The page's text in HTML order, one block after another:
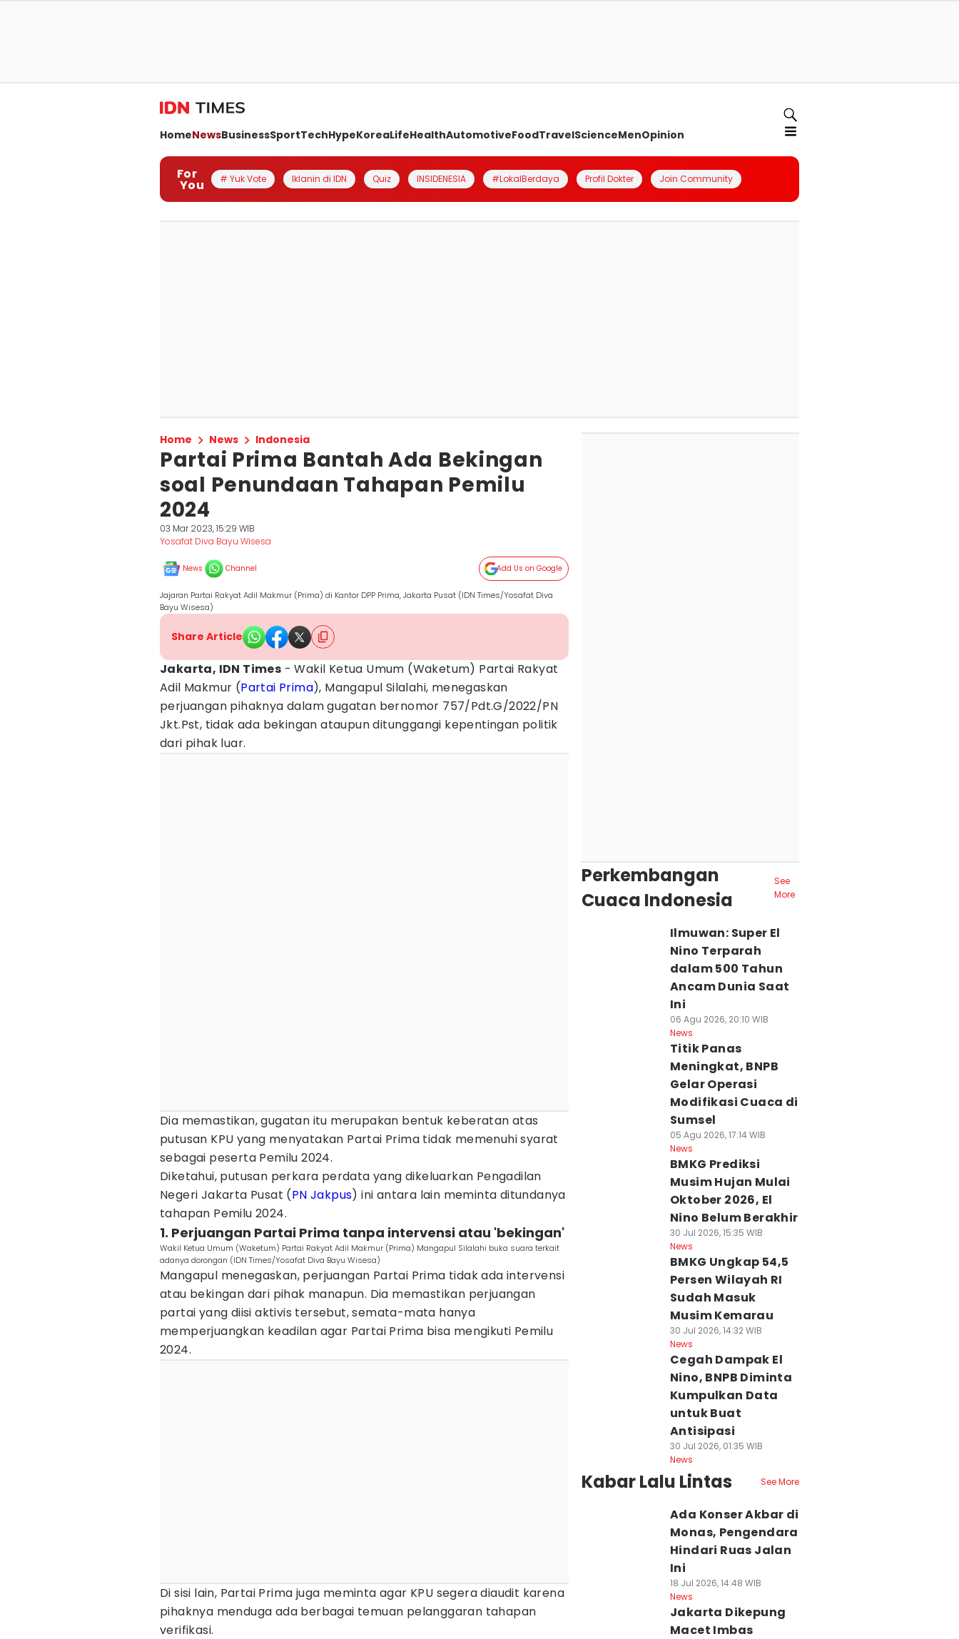
HomeNewsBusinessSportTechHypeKoreaLifeHealthAutomotiveFoodTravelScienceMenOpinion
For
You # Yuk Vote Iklanin di IDN Quiz INSIDENESIA #LokalBerdaya Profil Dokter Join Community
Home News Indonesia
Partai Prima Bantah Ada Bekingan
soal Penundaan Tahapan Pemilu
2024
03 Mar 2023, 15:29 WIB
Yosafat Diva Bayu Wisesa
News Channel Add Us on Google
Jajaran Partai Rakyat Adil Makmur (Prima) di Kantor DPP Prima, Jakarta Pusat (IDN Times/Yosafat Diva
Bayu Wisesa)
Share Article
Jakarta, IDN Times - Wakil Ketua Umum (Waketum) Partai Rakyat
Adil Makmur (Partai Prima), Mangapul Silalahi, menegaskan
perjuangan pihaknya dalam gugatan bernomor 757/Pdt.G/2022/PN
Jkt.Pst, tidak ada bekingan ataupun ditunggangi kepentingan politik
dari pihak luar.
Dia memastikan, gugatan itu merupakan bentuk keberatan atas
putusan KPU yang menyatakan Partai Prima tidak memenuhi syarat
sebagai peserta Pemilu 2024.
Diketahui, putusan perkara perdata yang dikeluarkan Pengadilan
Negeri Jakarta Pusat (PN Jakpus) ini antara lain meminta ditundanya
tahapan Pemilu 2024.
1. Perjuangan Partai Prima tanpa intervensi atau 'bekingan'
Wakil Ketua Umum (Waketum) Partai Rakyat Adil Makmur (Prima) Mangapul Silalahi buka suara terkait
adanya dorongan (IDN Times/Yosafat Diva Bayu Wisesa)
Mangapul menegaskan, perjuangan Partai Prima tidak ada intervensi
atau bekingan dari pihak manapun. Dia memastikan perjuangan
partai yang diisi aktivis tersebut, semata-mata hanya
memperjuangkan keadilan agar Partai Prima bisa mengikuti Pemilu
2024.
Di sisi lain, Partai Prima juga meminta agar KPU segera diaudit karena
pihaknya menduga ada berbagai temuan pelanggaran tahapan
verifikasi.
Perkembangan
Cuaca Indonesia
See
More
Ilmuwan: Super El
Nino Terparah
dalam 500 Tahun
Ancam Dunia Saat
Ini
06 Agu 2026, 20:10 WIB
News
Titik Panas
Meningkat, BNPB
Gelar Operasi
Modifikasi Cuaca di
Sumsel
05 Agu 2026, 17:14 WIB
News
BMKG Prediksi
Musim Hujan Mulai
Oktober 2026, El
Nino Belum Berakhir
30 Jul 2026, 15:35 WIB
News
BMKG Ungkap 54,5
Persen Wilayah RI
Sudah Masuk
Musim Kemarau
30 Jul 2026, 14:32 WIB
News
Cegah Dampak El
Nino, BNPB Diminta
Kumpulkan Data
untuk Buat
Antisipasi
30 Jul 2026, 01:35 WIB
News
Kabar Lalu Lintas See More
Ada Konser Akbar di
Monas, Pengendara
Hindari Ruas Jalan
Ini
18 Jul 2026, 14:48 WIB
News
Jakarta Dikepung
Macet Imbas